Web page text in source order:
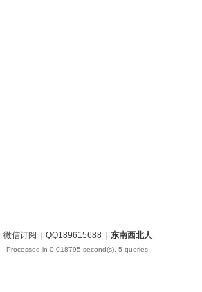
微信订阅 | QQ189615688 | 东南西北人
, Processed in 0.018795 second(s), 5 queries .